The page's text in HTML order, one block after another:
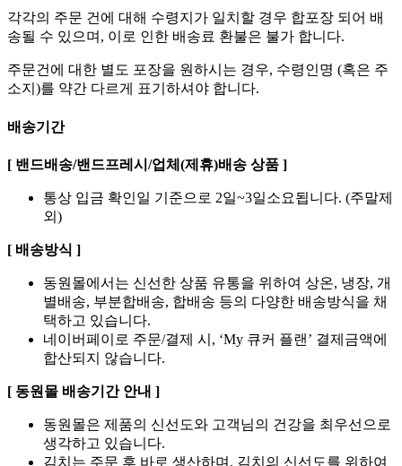
각각의 주문 건에 대해 수령지가 일치할 경우 합포장 되어 배
송될 수 있으며, 이로 인한 배송료 환불은 불가 합니다.
주문건에 대한 별도 포장을 원하시는 경우, 수령인명 (혹은 주
소지)를 약간 다르게 표기하셔야 합니다.
배송기간
[ 밴드배송/밴드프레시/업체(제휴)배송 상품 ]
통상 입금 확인일 기준으로 2일~3일소요됩니다. (주말제
외)
[ 배송방식 ]
동원몰에서는 신선한 상품 유통을 위하여 상온, 냉장, 개
별배송, 부분합배송, 합배송 등의 다양한 배송방식을 채
택하고 있습니다.
네이버페이로 주문/결제 시, ‘My 큐커 플랜’ 결제금액에
합산되지 않습니다.
[ 동원몰 배송기간 안내 ]
동원몰은 제품의 신선도와 고객님의 건강을 최우선으로
생각하고 있습니다.
김치는 주문 후 바로 생산하며, 김치의 신선도를 위하여